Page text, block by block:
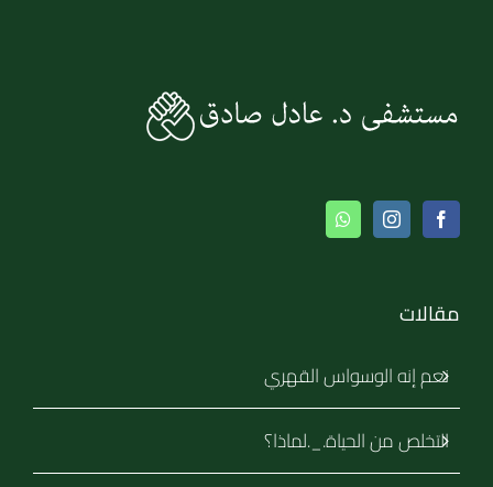
مقالات
نعم إنه الوسواس القهري
التخلص من الحياة._.لماذا؟